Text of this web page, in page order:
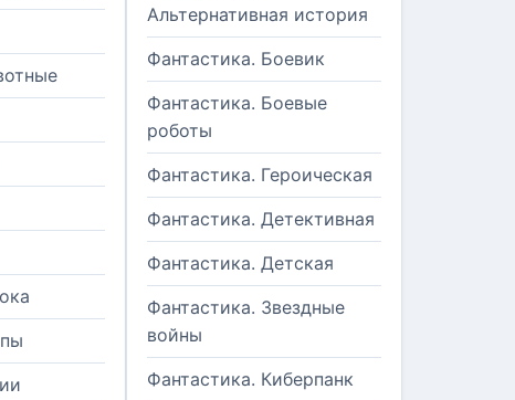
Альтернативная история
Фантастика. Боевик
Фантастика. Боевые
роботы
Фантастика. Героическая
Фантастика. Детективная
Фантастика. Детская
Фантастика. Звездные
войны
Фантастика. Киберпанк